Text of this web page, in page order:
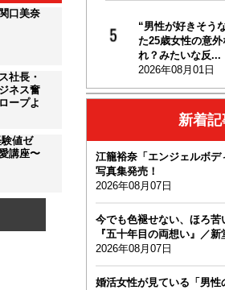
口美奈
社長・
ネス奮
ープよ
値ゼ
講座〜
“男性が好きそう
た25歳女性の意
れ？みたいな反...
2026年08月01日
新着記
江籠裕奈「エンジェルボデ
写真集発売！
2026年08月07日
今でも色褪せない、ほろ
『五十年目の両想い』／新
2026年08月07日
婚活女性が見ている「男性